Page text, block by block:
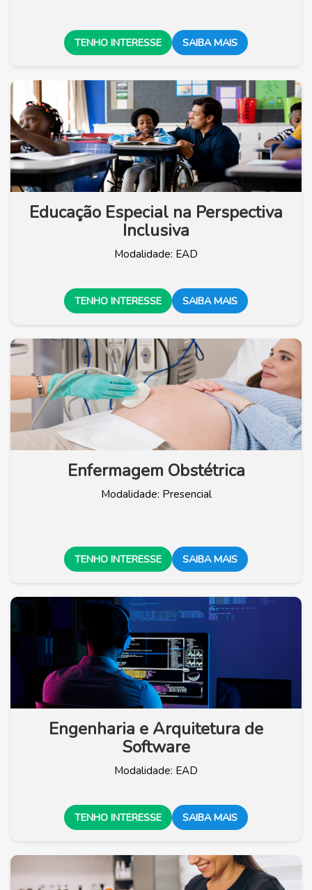
TENHO INTERESSE SAIBA MAIS
Educação Especial na Perspectiva
Inclusiva
Modalidade: EAD
TENHO INTERESSE SAIBA MAIS
Enfermagem Obstétrica
Modalidade: Presencial
TENHO INTERESSE SAIBA MAIS
Engenharia e Arquitetura de
Software
Modalidade: EAD
TENHO INTERESSE SAIBA MAIS